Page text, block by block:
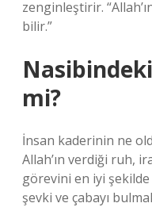
zenginleştirir.
bilir.”
mi?
İnsan kaderinin ne
Allah’ın verdiği ruh,
görevini en iyi
şevki ve çabayı